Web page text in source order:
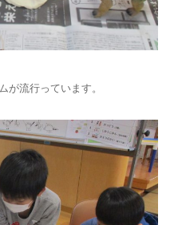
が流行っています。